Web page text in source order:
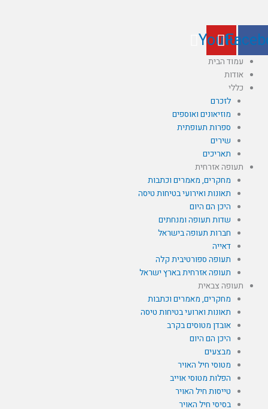
Youtube
עמוד הבית
אודות
כללי
לזכרם
מוזיאונים ואוספים
ספרות תעופתית
שירים
תאריכים
תעופה אזרחית
מחקרים, מאמרים וכתבות
תאונות ואירועי בטיחות טיסה
היכן הם היום
שדות תעופה ומנחתים
חברות תעופה בישראל
דאייה
תעופה ספורטיבית קלה
תעופה אזרחית בארץ ישראל
תעופה צבאית
מחקרים, מאמרים וכתבות
תאונות וארועי בטיחות טיסה
אובדן מטוסים בקרב
היכן הם היום
מבצעים
מטוסי חיל האויר
הפלות מטוסי אוייב
טייסות חיל האויר
בסיסי חיל האויר